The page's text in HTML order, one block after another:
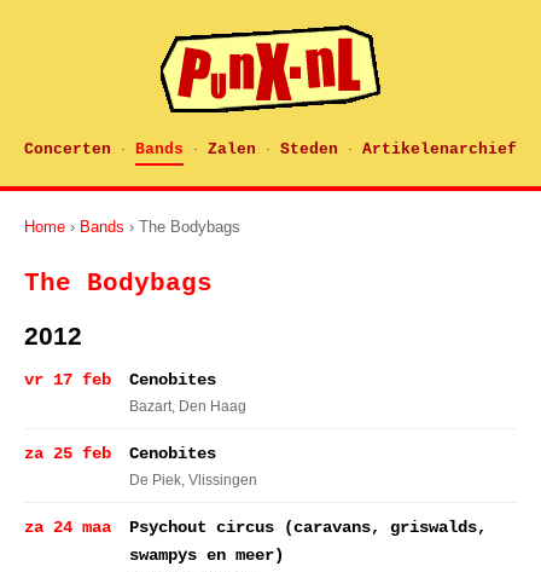
Concerten · Bands · Zalen · Steden · Artikelenarchief
Home › Bands › The Bodybags
The Bodybags
2012
vr 17 feb Cenobites
Bazart, Den Haag
za 25 feb Cenobites
De Piek, Vlissingen
za 24 maa
Psychout circus (caravans, griswalds,
swampys en meer)